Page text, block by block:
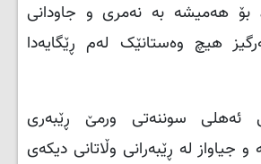
بۆ هەمیشە بە نەمری و جاودانی
هیچ وەستانێک لەم ڕێگایەدا
ئەهلی سوننەتی ورمێ ڕێبەری
جیاواز لە ڕێبەرانی وڵاتانی دیکەی